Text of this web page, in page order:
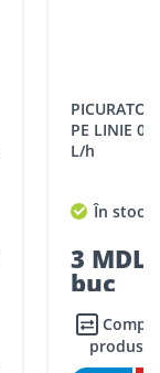
PICURATOARE
PE LINIE 0-
L/h
În stoc
3 MDL
buc
produsul